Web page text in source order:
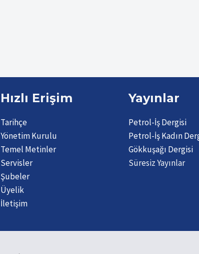
Hızlı Erişim
Tarihçe
Yönetim Kurulu
Temel Metinler
Servisler
Şubeler
Üyelik
İletişim
Yayınlar
Petrol-İş Dergisi
Petrol-İş Kadın
Gökkuşağı Dergisi
Süresiz Yayınlar